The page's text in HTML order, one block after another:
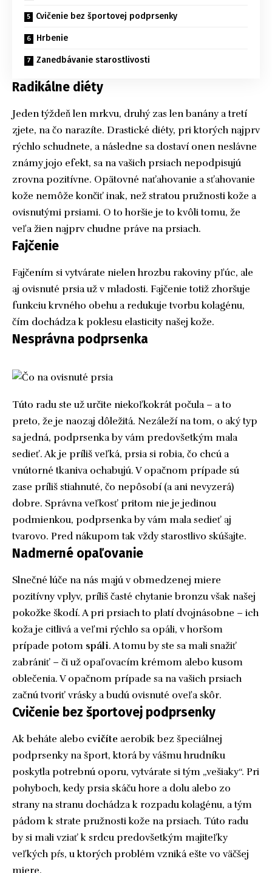
Cvičenie bez športovej podprsenky
Hrbenie
Zanedbávanie starostlivosti
Radikálne diéty
Jeden týždeň len mrkvu, druhý zas len banány a tretí
zjete, na čo narazíte. Drastické diéty, pri ktorých najprv
rýchlo schudnete, a následne sa dostaví onen neslávne
známy jojo efekt, sa na vašich prsiach nepodpisujú
zrovna pozitívne. Opätovné naťahovanie a sťahovanie
kože nemôže končiť inak, než stratou pružnosti kože a
ovisnutými prsiami. O to horšie je to kvôli tomu, že
veľa žien najprv chudne práve na prsiach.
Fajčenie
Fajčením si vytvárate nielen hrozbu rakoviny pľúc, ale
aj ovisnuté prsia už v mladosti. Fajčenie totiž zhoršuje
funkciu krvného obehu a redukuje tvorbu kolagénu,
čím dochádza k poklesu elasticity našej kože.
Nesprávna podprsenka
Túto radu ste už určite niekoľkokrát počula – a to
preto, že je naozaj dôležitá. Nezáleží na tom, o aký typ
sa jedná, podprsenka by vám predovšetkým mala
sedieť. Ak je príliš veľká, prsia si robia, čo chcú a
vnútorné tkaniva ochabujú. V opačnom prípade sú
zase príliš stiahnuté, čo nepôsobí (a ani nevyzerá)
dobre. Správna veľkosť pritom nie je jedinou
podmienkou, podprsenka by vám mala sedieť aj
tvarovo. Pred nákupom tak vždy starostlivo skúšajte.
Nadmerné opaľovanie
Slnečné lúče na nás majú v obmedzenej miere
pozitívny vplyv, príliš časté chytanie bronzu však našej
pokožke škodí. A pri prsiach to platí dvojnásobne – ich
koža je citlivá a veľmi rýchlo sa opáli, v horšom
prípade potom spáli. A tomu by ste sa mali snažiť
zabrániť – či už opaľovacím krémom alebo kusom
oblečenia. V opačnom prípade sa na vašich prsiach
začnú tvoriť vrásky a budú ovisnuté oveľa skôr.
Cvičenie bez športovej podprsenky
Ak beháte alebo cvičíte aerobik bez špeciálnej
podprsenky na šport, ktorá by vášmu hrudníku
poskytla potrebnú oporu, vytvárate si tým „vešiaky“. Pri
pohyboch, kedy prsia skáču hore a dolu alebo zo
strany na stranu dochádza k rozpadu kolagénu, a tým
pádom k strate pružnosti kože na prsiach. Túto radu
by si mali vziať k srdcu predovšetkým majiteľky
veľkých pŕs, u ktorých problém vzniká ešte vo väčšej
miere.